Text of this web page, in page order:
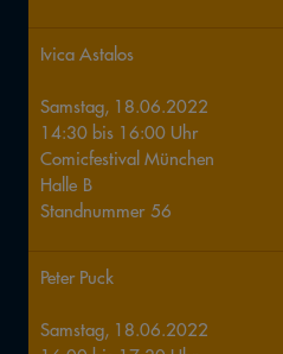
Ivica Astalos
Samstag, 18.06.2022
14:30 bis 16:00 Uhr
Comicfestival München
Halle B
Standnummer 56
Peter Puck
Samstag, 18.06.2022